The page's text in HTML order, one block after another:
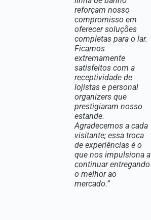
reforçam nosso
compromisso em
oferecer soluções
completas para o lar.
Ficamos
extremamente
satisfeitos com a
receptividade de
lojistas e personal
organizers que
prestigiaram nosso
estande.
Agradecemos a cada
visitante; essa troca
de experiências é o
que nos impulsiona a
continuar entregando
o melhor ao
mercado.”